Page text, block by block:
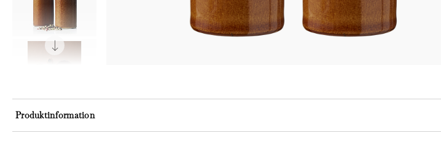
Produktinformation